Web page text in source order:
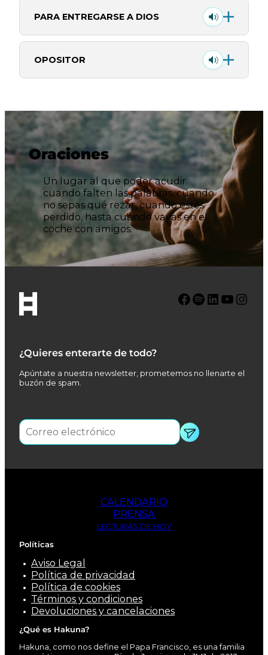
PARA ENTREGARSE A DIOS
OPOSITOR
Oraciones
Un lugar al que poder acudir
cuando falten las palabras, cuando
no sepas qué rezar, cuando estés
perdido, hasta cuando vayas en el
coche con amigos.
¿Quieres enterarte de todo?
Apúntate a nuestra newsletter, prometemos no llenarte el
buzón de spam.
Facebook Spotify LinkedIn YouTube Instagram
CALENDARIO
PRENSA
LECTURAS DE HOY
Políticas
Aviso Legal
Política de privacidad
Política de cookies
Términos y condiciones
Devoluciones y cancelaciones
¿Qué es Hakuna?
Hakuna, como nos define el Papa Francisco, es una familia